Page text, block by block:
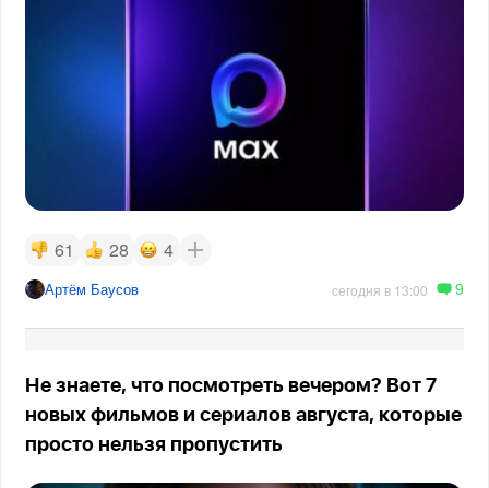
61 28 4
Артём Баусов сегодня в 13:00 9
Не знаете, что посмотреть вечером? Вот 7
новых фильмов и сериалов августа, которые
просто нельзя пропустить